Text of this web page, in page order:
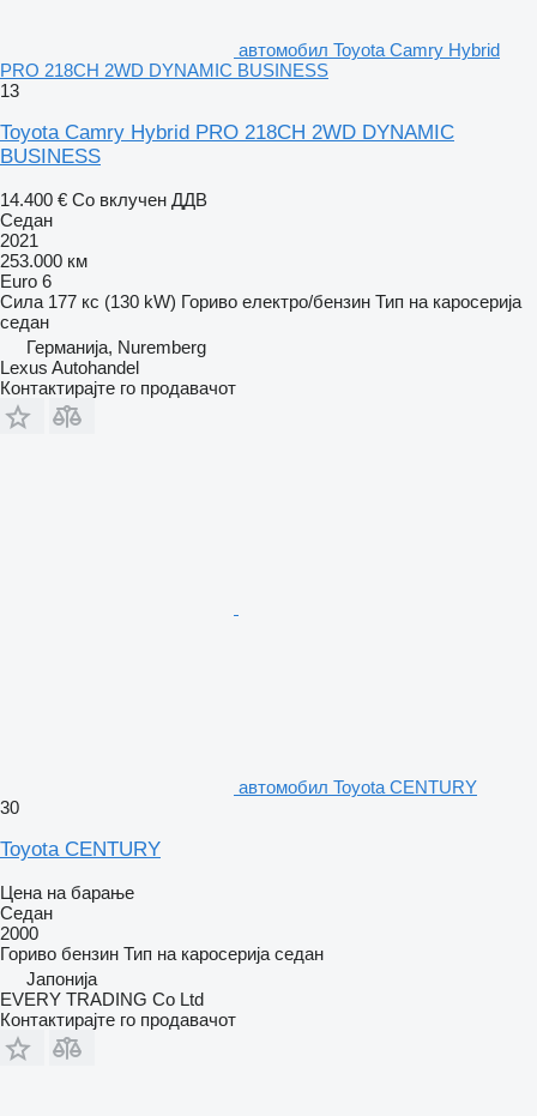
aвтомобил Toyota Camry Hybrid
PRO 218CH 2WD DYNAMIC BUSINESS
13
Toyota Camry Hybrid PRO 218CH 2WD DYNAMIC
BUSINESS
14.400 € Со вклучен ДДВ
Седан
2021
253.000 км
Euro 6
Сила 177 кс (130 kW) Гориво електро/бензин Тип на каросерија
седан
Германија, Nuremberg
Lexus Autohandel
Контактирајте го продавачот
aвтомобил Toyota CENTURY
30
Toyota CENTURY
Цена на барање
Седан
2000
Гориво бензин Тип на каросерија седан
Јапонија
EVERY TRADING Co Ltd
Контактирајте го продавачот